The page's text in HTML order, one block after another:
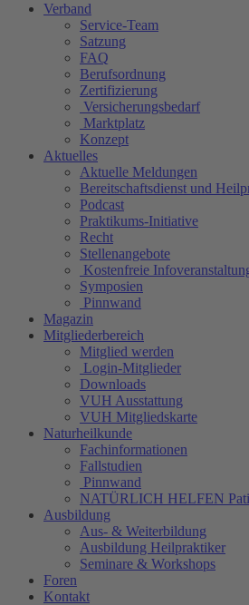
Verband
Service-Team
Satzung
FAQ
Berufsordnung
Zertifizierung
Versicherungsbedarf
Marktplatz
Konzept
Aktuelles
Aktuelle Meldungen
Bereitschaftsdienst und
Podcast
Praktikums-Initiative
Recht
Stellenangebote
Kostenfreie
Symposien
Pinnwand
Magazin
Mitgliederbereich
Mitglied werden
Login-Mitglieder
Downloads
VUH Ausstattung
VUH Mitgliedskarte
Naturheilkunde
Fachinformationen
Fallstudien
Pinnwand
NATÜRLICH HELFEN
Ausbildung
Aus- & Weiterbildung
Ausbildung Heilpraktiker
Seminare & Workshops
Foren
Kontakt